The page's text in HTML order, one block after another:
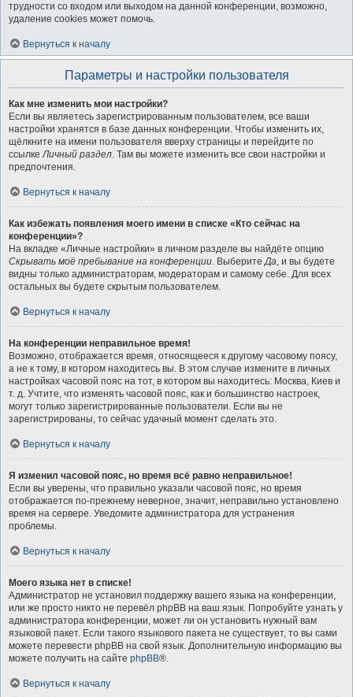
трудности со входом или выходом на данной конференции, возможно,
удаление cookies может помочь.
Вернуться к началу
Параметры и настройки пользователя
Как мне изменить мои настройки?
Если вы являетесь зарегистрированным пользователем, все ваши
настройки хранятся в базе данных конференции. Чтобы изменить их,
щёлкните на имени пользователя вверху страницы и перейдите по
ссылкеЛичный раздел. Там вы можете изменить все свои настройки и
предпочтения.
Вернуться к началу
Как избежать появления моего имени в списке «Кто сейчас на
конференции»?
На вкладке «Личные настройки» в личном разделе вы найдёте опцию
Скрывать моё пребывание на конференции. ВыберитеДа, и вы будете
видны только администраторам, модераторам и самому себе. Для всех
остальных вы будете скрытым пользователем.
Вернуться к началу
На конференции неправильное время!
Возможно, отображается время, относящееся к другому часовому поясу,
а не к тому, в котором находитесь вы. В этом случае измените в личных
настройках часовой пояс на тот, в котором вы находитесь: Москва, Киев и
т. д. Учтите, что изменять часовой пояс, как и большинство настроек,
могут только зарегистрированные пользователи. Если вы не
зарегистрированы, то сейчас удачный момент сделать это.
Вернуться к началу
Я изменил часовой пояс, но время всё равно неправильное!
Если вы уверены, что правильно указали часовой пояс, но время
отображается по-прежнему неверное, значит, неправильно установлено
время на сервере. Уведомите администратора для устранения
проблемы.
Вернуться к началу
Моего языка нет в списке!
Администратор не установил поддержку вашего языка на конференции,
или же просто никто не перевёл phpBB на ваш язык. Попробуйте узнать у
администратора конференции, может ли он установить нужный вам
языковой пакет. Если такого языкового пакета не существует, то вы сами
можете перевести phpBB на свой язык. Дополнительную информацию вы
можете получить на сайте phpBB®.
Вернуться к началу